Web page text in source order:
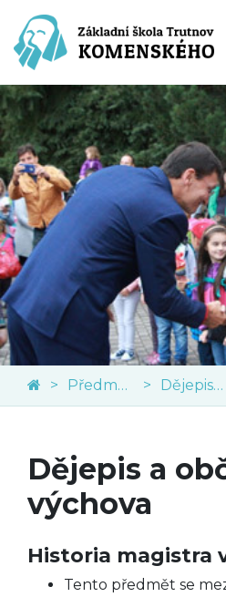
Předměty Dějepis a občanská výchova
Dějepis a
výchova
Historia magistra
Tento předmět se